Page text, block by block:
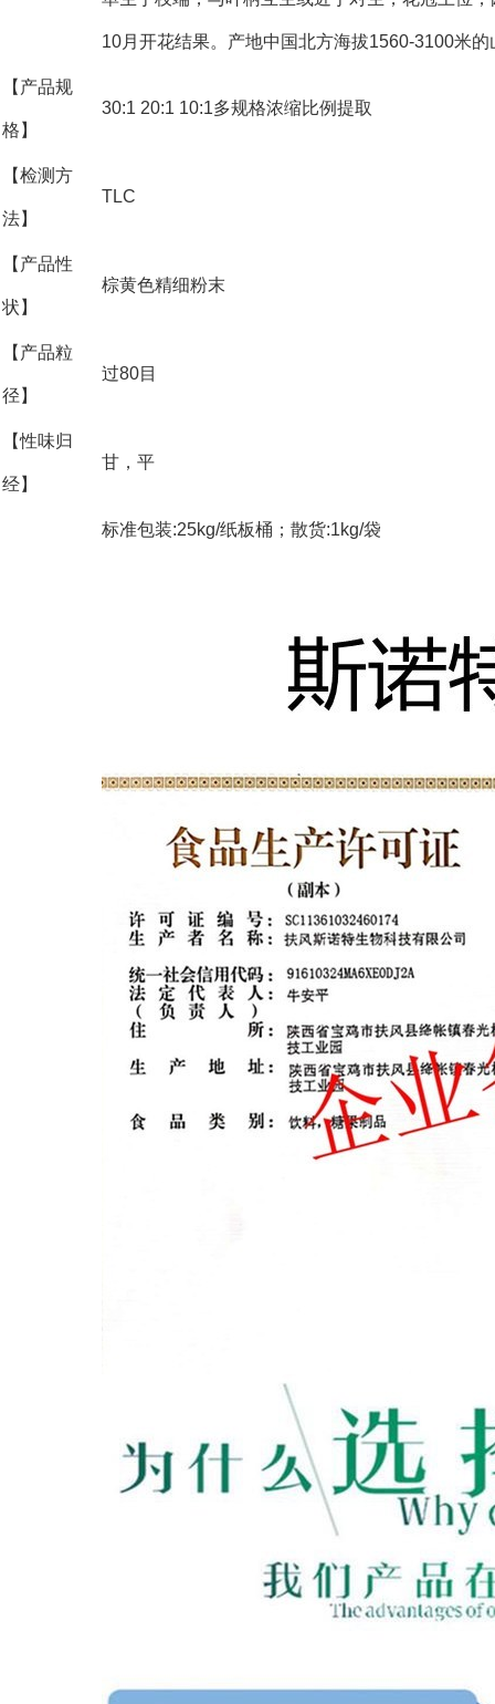
10月开花结果。产地中国北方海拔1560-3100米
【产品规
格】
30:1 20:1 10:1多规格浓缩比例提取
【检测方
法】
TLC
【产品性
状】
棕黄色精细粉末
【产品粒
径】
过80目
【性味归
经】
甘，平
标准包装:25kg/纸板桶；散货:1kg/袋